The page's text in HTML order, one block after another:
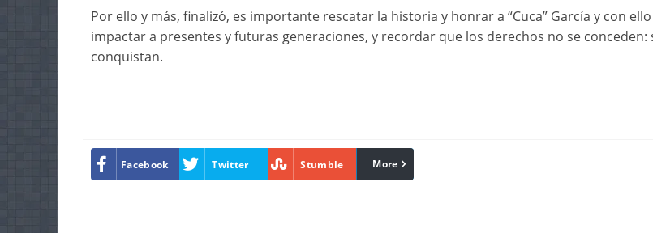
Por ello y más, finalizó, es importante rescatar la historia y honrar a “Cuca” García y con ello
impactar a presentes y futuras generaciones, y recordar que los derechos no se conceden:
conquistan.
Facebook Twitter Stumble linkedin
More